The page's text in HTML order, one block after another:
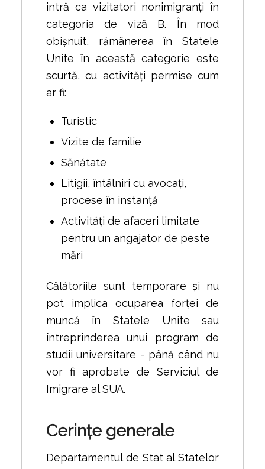
intră ca vizitatori nonimigranți în
categoria de viză B. În mod
obișnuit, rămânerea în Statele
Unite în această categorie este
scurtă, cu activități permise cum
ar fi:
Turistic
Vizite de familie
Sănătate
Litigii, întâlniri cu avocați,
procese în instanță
Activități de afaceri limitate
pentru un angajator de peste
mări
Călătoriile sunt temporare și nu
pot implica ocuparea forței de
muncă în Statele Unite sau
întreprinderea unui program de
studii universitare - până când nu
vor fi aprobate de Serviciul de
Imigrare al SUA.
Cerințe generale
Departamentul de Stat al Statelor